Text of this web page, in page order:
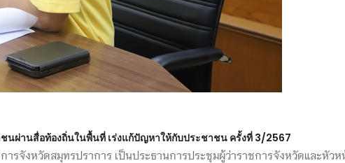
ผ่านสื่อท้องถิ่นในพื้นที่ เร่งแก้ปัญหาให้กับประชาชน ครั้งที่ 3/2567
รจังหวัดสมุทรปราการ เป็นประธานการประชุมผู้ว่าราชการจังหวัดและหัว